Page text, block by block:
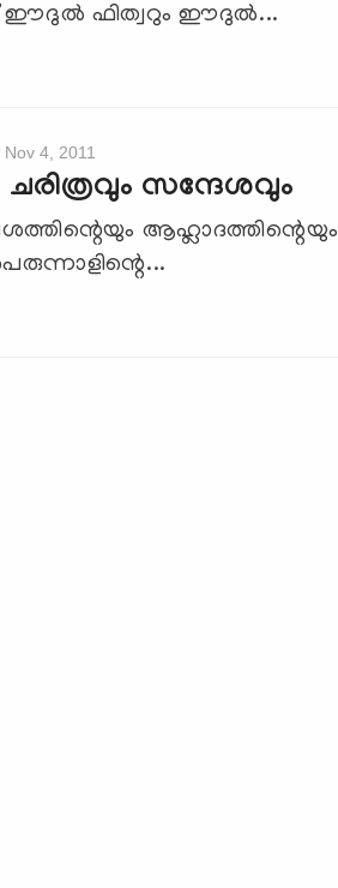
ഫിത്വറും ഈദുല്‍...
Nov 4, 2011
സന്ദേശവും
ആഹ്ലാദത്തിന്റെയും